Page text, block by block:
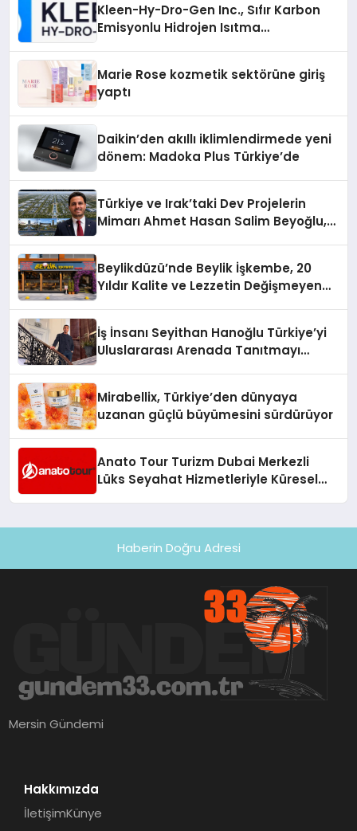
Kleen-Hy-Dro-Gen Inc., Sıfır Karbon
Emisyonlu Hidrojen Isıtma
Marie Rose kozmetik sektörüne giriş
yaptı
Daikin’den akıllı iklimlendirmede yeni
dönem: Madoka Plus Türkiye’de
Türkiye ve Irak’taki Dev Projelerin
Mimarı Ahmet Hasan Salim Beyoğlu,
Hayata Geçirecek
Beylikdüzü’nde Beylik İşkembe, 20
Yıldır Kalite ve Lezzetin Değişmeyen
İş İnsanı Seyithan Hanoğlu Türkiye’yi
Uluslararası Arenada Tanıtmayı
Mirabellix, Türkiye’den dünyaya
uzanan güçlü büyümesini sürdürüyor
Anato Tour Turizm Dubai Merkezli
Lüks Seyahat Hizmetleriyle Küresel
Haberin Doğru Adresi
Mersin Gündemi
Hakkımızda
İletişimKünye